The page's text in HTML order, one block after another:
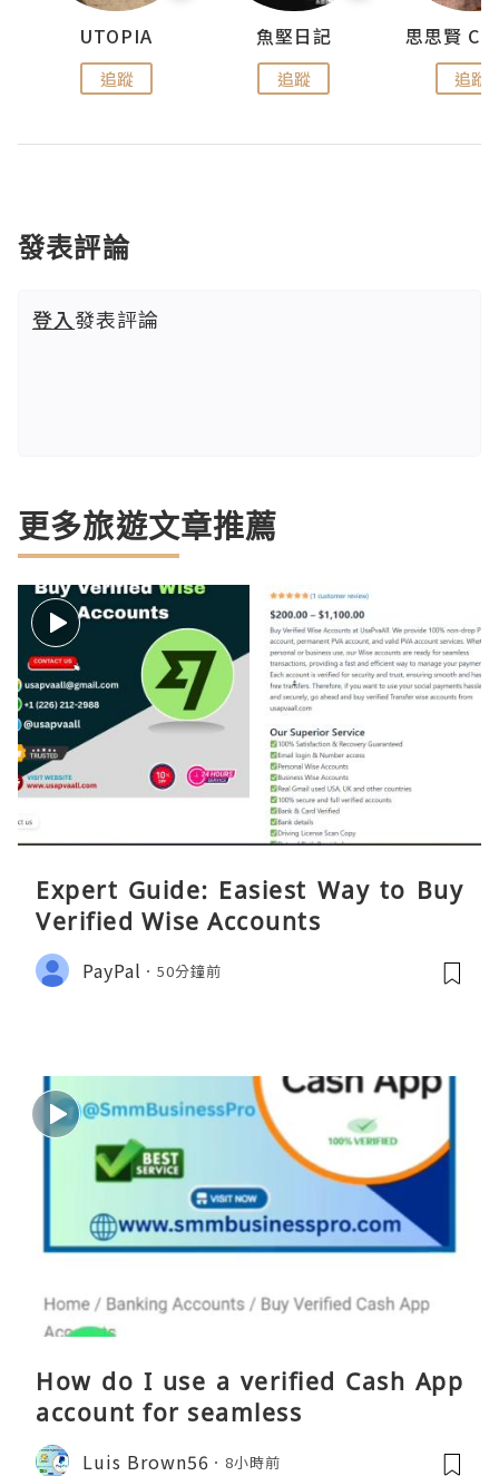
UTOPIA
追蹤
魚堅日記
追蹤 追蹤
發表評論
登入發表評論
更多旅遊文章推薦
Expert Guide: Easiest Way to Buy
Verified Wise Accounts
PayPal 50分鐘前
How do I use a verified Cash App
account for seamless
Luis Brown56 8小時前